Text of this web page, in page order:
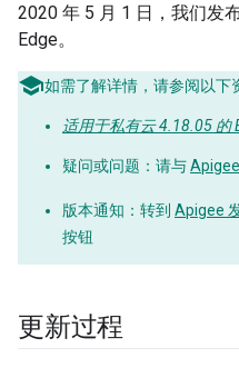
2020 年 5 月 1 日，我们发
Edge。
如需了解详情，请参阅以下
适用于私有云 4.18.05 的
疑问或问题 ：请与
版本通知 ：转到 Apigee
按钮
更新过程